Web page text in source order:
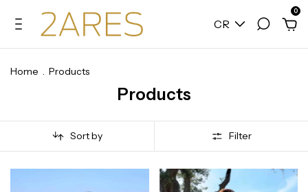
CR
0
Home . Products
Products
Sort by Filter